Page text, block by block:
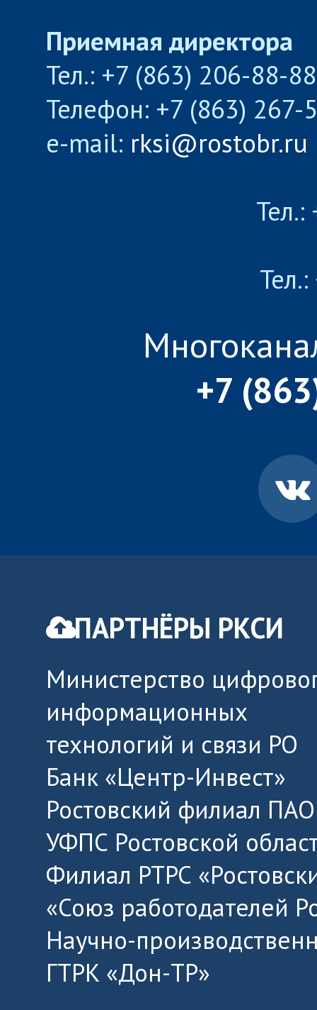
Приемная директора
Тел.: +7 (863) 206-88-
Телефон: +7 (863) 267-
e-mail: rksi@rostobr.ru
+7
ПАРТНЁРЫ РКСИ
Министерство
информационных
технологий и связи РО
Банк «Центр-Инвест»
Ростовский филиал
УФПС Ростовской
Филиал РТРС
«Союз работодателей
Научно-
ГТРК «Дон-ТР»